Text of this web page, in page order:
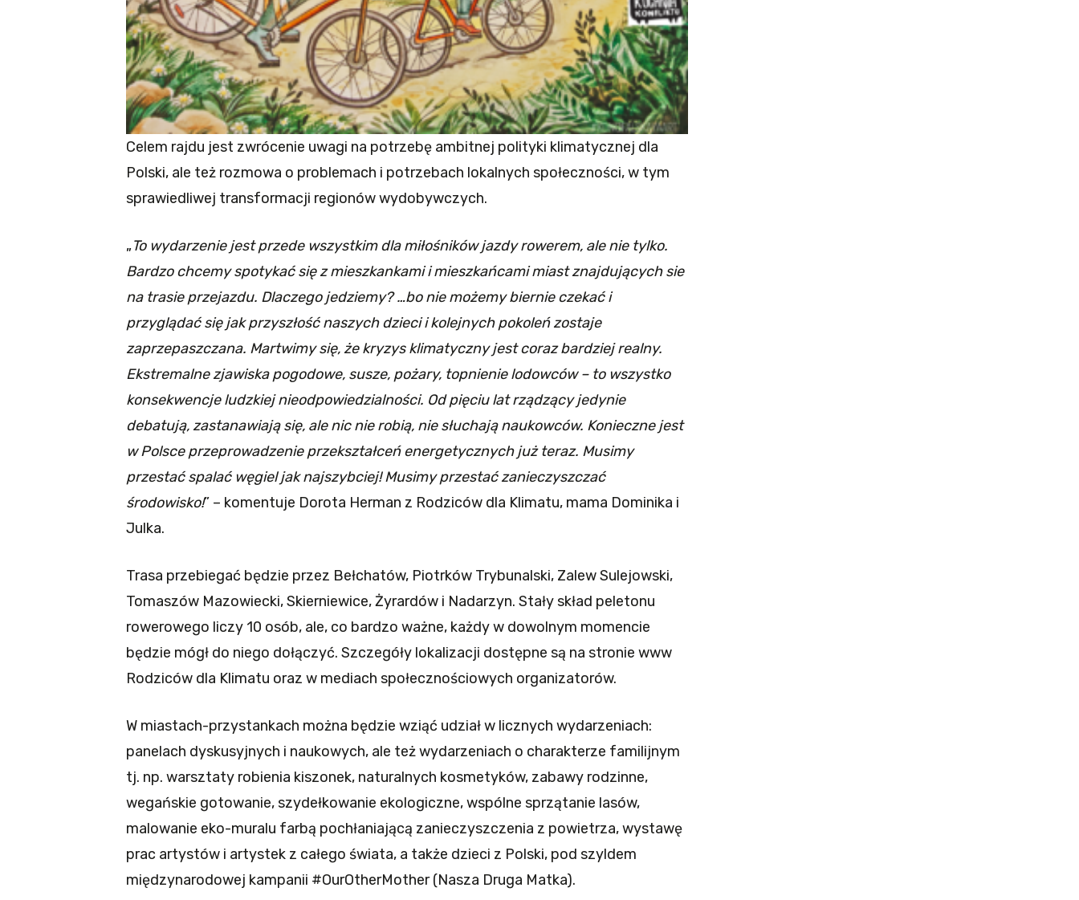
Celem rajdu jest zwrócenie uwagi na potrzebę ambitnej polityki klimatycznej dla
Polski, ale też rozmowa o problemach i potrzebach lokalnych społeczności, w tym
sprawiedliwej transformacji regionów wydobywczych.
„To wydarzenie jest przede wszystkim dla miłośników jazdy rowerem, ale nie tylko.
Bardzo chcemy spotykać się z mieszkankami i mieszkańcami miast znajdujących sie
na trasie przejazdu. Dlaczego jedziemy? …bo nie możemy biernie czekać i
przyglądać się jak przyszłość naszych dzieci i kolejnych pokoleń zostaje
zaprzepaszczana. Martwimy się, że kryzys klimatyczny jest coraz bardziej realny.
Ekstremalne zjawiska pogodowe, susze, pożary, topnienie lodowców – to wszystko
konsekwencje ludzkiej nieodpowiedzialności. Od pięciu lat rządzący jedynie
debatują, zastanawiają się, ale nic nie robią, nie słuchają naukowców. Konieczne jest
w Polsce przeprowadzenie przekształceń energetycznych już teraz. Musimy
przestać spalać węgiel jak najszybciej! Musimy przestać zanieczyszczać
środowisko!” – komentuje Dorota Herman z Rodziców dla Klimatu, mama Dominika i
Julka.
Trasa przebiegać będzie przez Bełchatów, Piotrków Trybunalski, Zalew Sulejowski,
Tomaszów Mazowiecki, Skierniewice, Żyrardów i Nadarzyn. Stały skład peletonu
rowerowego liczy 10 osób, ale, co bardzo ważne, każdy w dowolnym momencie
będzie mógł do niego dołączyć. Szczegóły lokalizacji dostępne są na stronie www
Rodziców dla Klimatu oraz w mediach społecznościowych organizatorów.
W miastach-przystankach można będzie wziąć udział w licznych wydarzeniach:
panelach dyskusyjnych i naukowych, ale też wydarzeniach o charakterze familijnym
tj. np. warsztaty robienia kiszonek, naturalnych kosmetyków, zabawy rodzinne,
wegańskie gotowanie, szydełkowanie ekologiczne, wspólne sprzątanie lasów,
malowanie eko-muralu farbą pochłaniającą zanieczyszczenia z powietrza, wystawę
prac artystów i artystek z całego świata, a także dzieci z Polski, pod szyldem
międzynarodowej kampanii #OurOtherMother (Nasza Druga Matka).